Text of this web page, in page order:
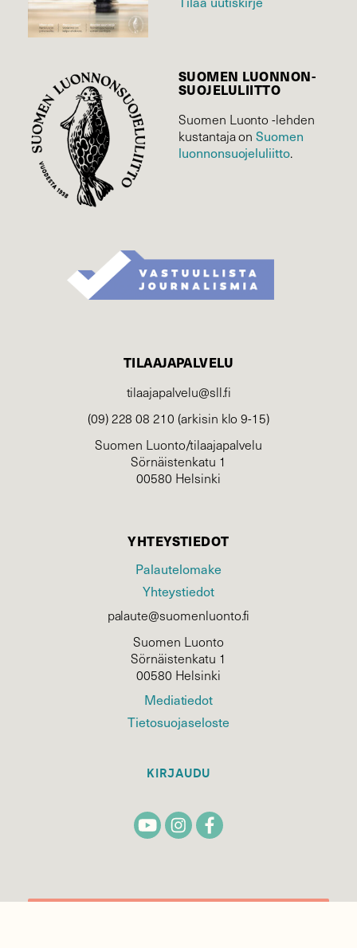
SUOMEN LUONNON­
SUOJELU­LIITTO
Suomen Luonto -lehden
kustantaja onSuomen
luonnonsuojelu­liitto.
TILAAJAPALVELU
tilaajapalvelu@sll.fi
(09) 228 08 210 (arkisin klo 9-15)
Suomen Luonto/tilaajapalvelu
Sörnäistenkatu 1
00580 Helsinki
YHTEYSTIEDOT
Palautelomake
Yhteystiedot
palaute@suomenluonto.fi
Suomen Luonto
Sörnäistenkatu 1
00580 Helsinki
Mediatiedot
Tietosuojaseloste
KIRJAUDU